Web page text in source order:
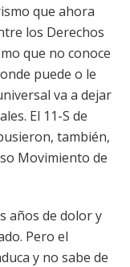
que ahora
los Derechos
que no conoce
puede o le
va a dejar
El 11-S de
también,
Movimiento de
años de dolor y
Pero el
y no sabe de